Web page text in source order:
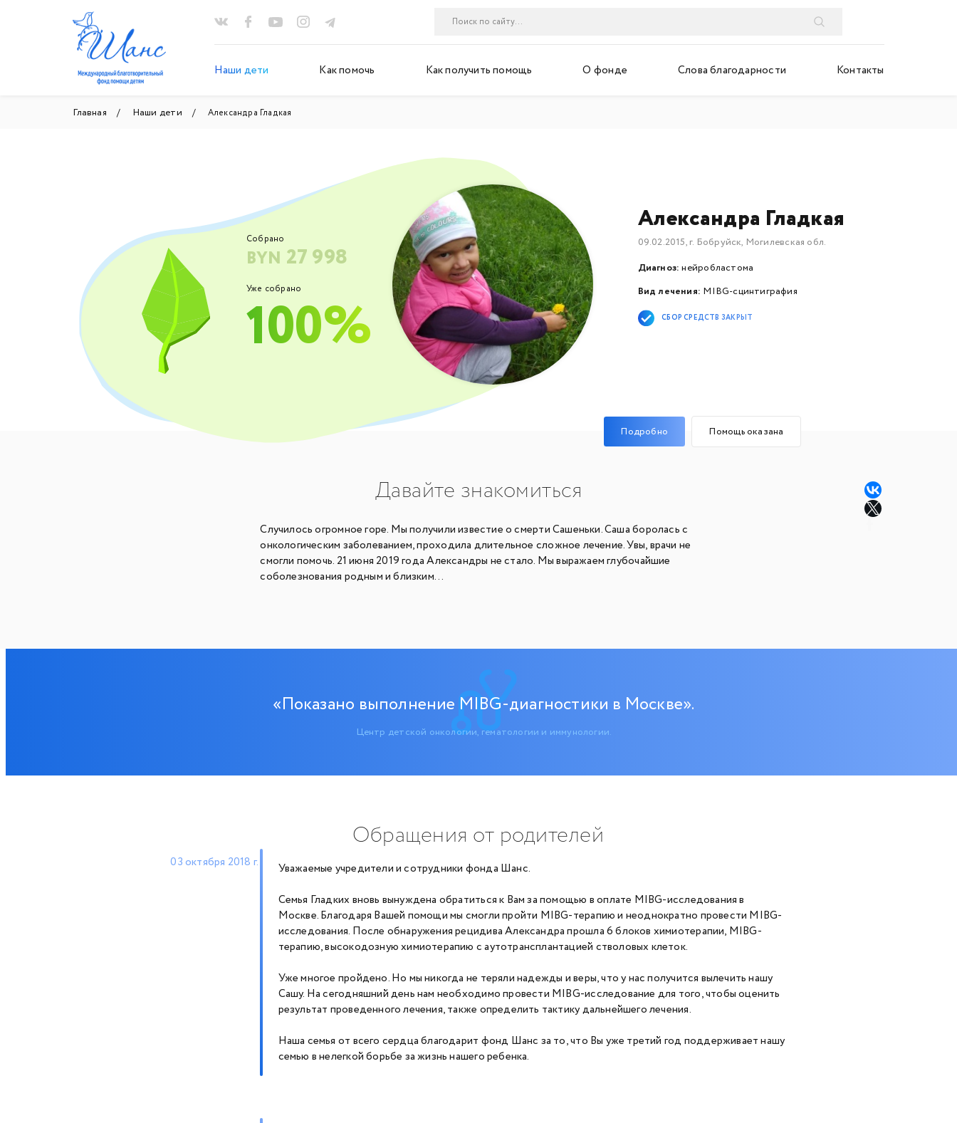
Наши дети Как помочь Как получить помощь О фонде Слова благодарности Контакты
Главная Наши дети Александра Гладкая
Собрано
BYN 27 998
Уже собрано
100%
Александра Гладкая
09.02.2015, г. Бобруйск, Могилевская обл.
Диагноз: нейробластома
Вид лечения: MIBG-сцинтиграфия
СБОР СРЕДСТВ ЗАКРЫТ
Подробно Помощь оказана
Давайте знакомиться
Случилось огромное горе. Мы получили известие о смерти Сашеньки. Саша боролась с
онкологическим заболеванием, проходила длительное сложное лечение. Увы, врачи не
смогли помочь. 21 июня 2019 года Александры не стало. Мы выражаем глубочайшие
соболезнования родным и близким...
«Показано выполнение MIBG-диагностики в Москве».
Центр детской онкологии, гематологии и иммунологии.
Обращения от родителей
03 октября 2018 г.
Уважаемые учредители и сотрудники фонда Шанс.
Семья Гладких вновь вынуждена обратиться к Вам за помощью в оплате MIBG-исследования в
Москве. Благодаря Вашей помощи мы смогли пройти MIBG-терапию и неоднократно провести MIBG-
исследования. После обнаружения рецидива Александра прошла 6 блоков химиотерапии, MIBG-
терапию, высокодозную химиотерапию с аутотрансплантацией стволовых клеток.
Уже многое пройдено. Но мы никогда не теряли надежды и веры, что у нас получится вылечить нашу
Сашу. На сегодняшний день нам необходимо провести MIBG-исследование для того, чтобы оценить
результат проведенного лечения, также определить тактику дальнейшего лечения.
Наша семья от всего сердца благодарит фонд Шанс за то, что Вы уже третий год поддерживает нашу
семью в нелегкой борьбе за жизнь нашего ребенка.